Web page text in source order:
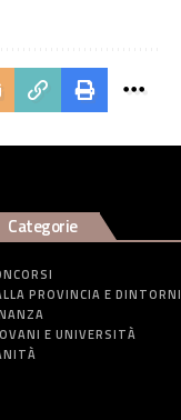
Categorie
PROVINCIA E DINTORNI
E UNIVERSITÀ